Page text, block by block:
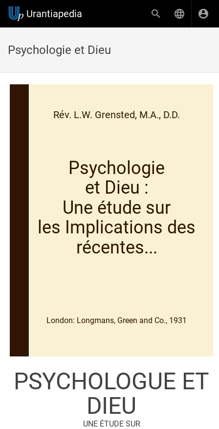
Urantiapedia
Psychologie et Dieu
Rév. L.W. Grensted, M.A., D.D.
London: Longmans, Green and Co., 1931
Psychologie
et Dieu :
Une étude sur
les Implications des
récentes...
PSYCHOLOGUE ET
DIEU
UNE ÉTUDE SUR